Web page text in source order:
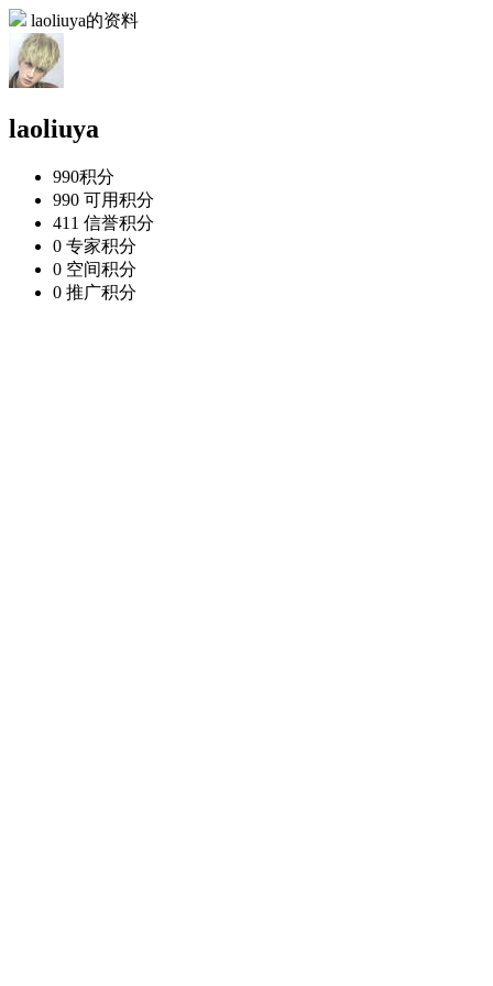
laoliuya的资料
laoliuya
990积分
990 可用积分
411 信誉积分
0 专家积分
0 空间积分
0 推广积分